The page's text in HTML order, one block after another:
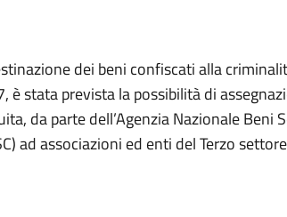
dei beni confiscati alla
è stata prevista la possibilità di
da parte dell’Agenzia Nazionale Beni
ad associazioni ed enti del Terzo